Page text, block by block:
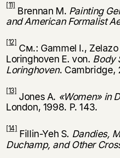
[11]Brennan M. Painting
and American Formalist
[12]См.: Gammel I., Zelazo
Loringhoven E. von. Body
Loringhoven. Cambridge,
[13]Jones A. «Women» in
London, 1998. P. 143.
[14]Fillin-Yeh S. Dandies,
Duchamp, and Other